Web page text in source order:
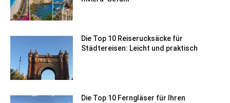
Die Top 10 Reiserucksäcke für
Städtereisen: Leicht und praktisch
Die Top 10 Ferngläser für Ihren